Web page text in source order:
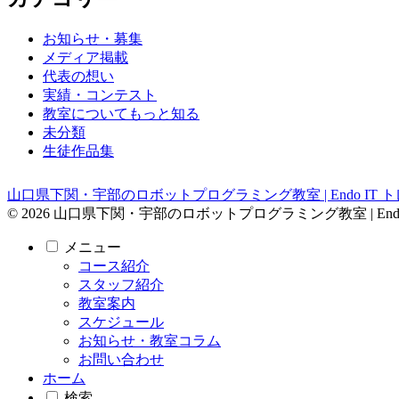
お知らせ・募集
メディア掲載
代表の想い
実績・コンテスト
教室についてもっと知る
未分類
生徒作品集
山口県下関・宇部のロボットプログラミング教室 | Endo IT
© 2026 山口県下関・宇部のロボットプログラミング教室 |
メニュー
コース紹介
スタッフ紹介
教室案内
スケジュール
お知らせ・教室コラム
お問い合わせ
ホーム